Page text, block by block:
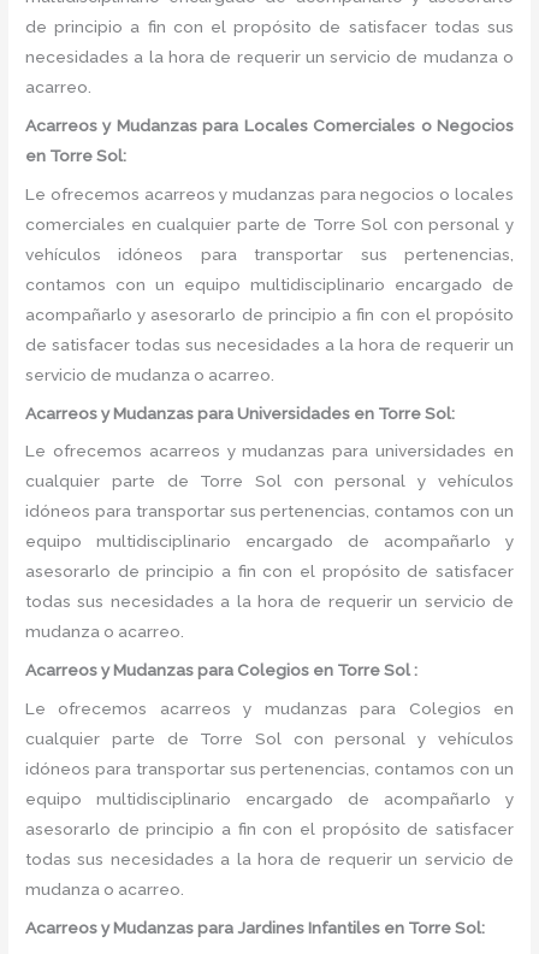
de principio a fin con el propósito de satisfacer todas sus
necesidades a la hora de requerir un servicio de mudanza o
acarreo.
Acarreos y Mudanzas para Locales Comerciales o Negocios
en Torre Sol:
Le ofrecemos acarreos y mudanzas para negocios o locales
comerciales en cualquier parte de Torre Sol con personal y
vehículos idóneos para transportar sus pertenencias,
contamos con un equipo multidisciplinario encargado de
acompañarlo y asesorarlo de principio a fin con el propósito
de satisfacer todas sus necesidades a la hora de requerir un
servicio de mudanza o acarreo.
Acarreos y Mudanzas para Universidades en Torre Sol:
Le ofrecemos acarreos y mudanzas para universidades en
cualquier parte de Torre Sol con personal y vehículos
idóneos para transportar sus pertenencias, contamos con un
equipo multidisciplinario encargado de acompañarlo y
asesorarlo de principio a fin con el propósito de satisfacer
todas sus necesidades a la hora de requerir un servicio de
mudanza o acarreo.
Acarreos y Mudanzas para Colegios en Torre Sol :
Le ofrecemos acarreos y mudanzas para Colegios en
cualquier parte de Torre Sol con personal y vehículos
idóneos para transportar sus pertenencias, contamos con un
equipo multidisciplinario encargado de acompañarlo y
asesorarlo de principio a fin con el propósito de satisfacer
todas sus necesidades a la hora de requerir un servicio de
mudanza o acarreo.
Acarreos y Mudanzas para Jardines Infantiles en Torre Sol: